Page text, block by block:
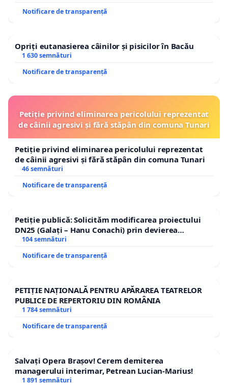
Notificare de transparență
Opriți eutanasierea câinilor și pisicilor în Bacău
1 630 semnături
Notificare de transparență
Petiție privind eliminarea pericolului reprezentat
de câinii agresivi și fără stăpân din comuna Tunari
Petiție privind eliminarea pericolului reprezentat
de câinii agresivi și fără stăpân din comuna Tunari
46 semnături
Notificare de transparență
Petiție publică: Solicităm modificarea proiectului
DN25 (Galați – Hanu Conachi) prin devierea
traseului în afara localităților!
104 semnături
Notificare de transparență
PETIȚIE NAȚIONALĂ PENTRU APĂRAREA TEATRELOR
PUBLICE DE REPERTORIU DIN ROMÂNIA
1 784 semnături
Notificare de transparență
Salvați Opera Brașov! Cerem demiterea
managerului interimar, Petrean Lucian-Marius!
1 891 semnături